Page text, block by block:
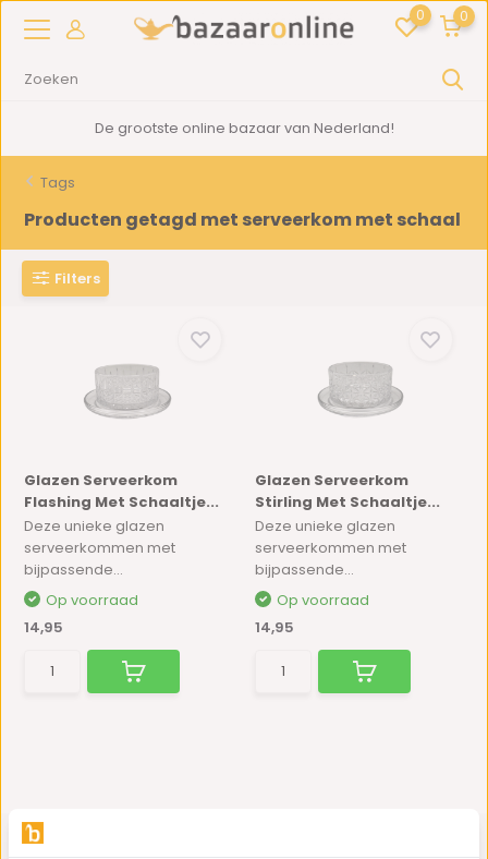
0 0
De grootste online bazaar van Nederland!
Tags
Producten getagd met serveerkom met schaal
Filters
Glazen Serveerkom
Flashing Met Schaaltje...
Deze unieke glazen
serveerkommen met
bijpassende...
Op voorraad
14,95
Glazen Serveerkom
Stirling Met Schaaltje...
Deze unieke glazen
serveerkommen met
bijpassende...
Op voorraad
14,95